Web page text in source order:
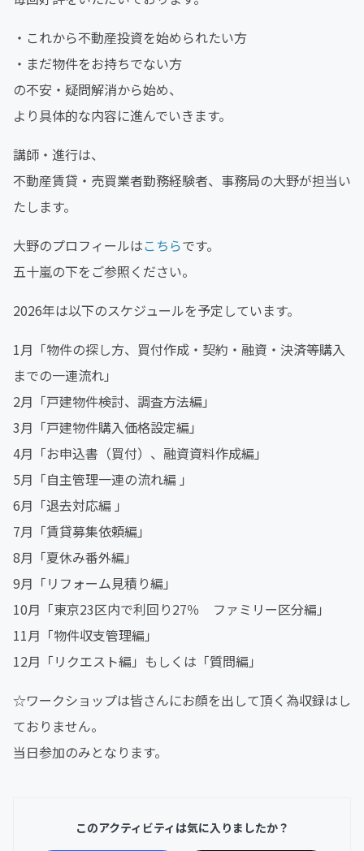
・これから不動産投資を始められたい方
・まだ物件をお持ちでない方
の不安・疑問解消から始め、
より具体的な内容に進んでいきます。
講師・進行は、
不動産賃貸・売買業者勤務経験者、事務局の大野が担当い
たします。
大野のプロフィールはこちらです。
五十嵐の下をご参照ください。
2026年は以下のスケジュールを予定しています。
1月「物件の探し方、買付作成・契約・融資・決済等購入
までの一連流れ」
2月「戸建物件検討、調査方法編」
3月「戸建物件購入価格設定編」
4月「お申込書（買付）、融資資料作成編」
5月「自主管理一連の流れ編 」
6月「退去対応編 」
7月「賃貸募集依頼編」
8月「夏休み番外編」
9月「リフォーム見積り編」
10月「東京23区内で利回り27％ ファミリー区分編」
11月「物件収支管理編」
12月「リクエスト編」もしくは「質問編」
☆ワークショップは皆さんにお顔を出して頂く為収録はし
ておりません。
当日参加のみとなります。
このアクティビティは気に入りましたか？